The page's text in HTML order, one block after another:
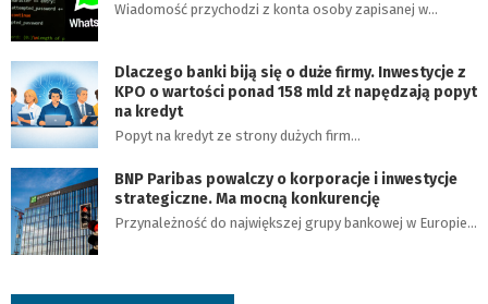
Wiadomość przychodzi z konta osoby zapisanej w…
Dlaczego banki biją się o duże firmy. Inwestycje z
KPO o wartości ponad 158 mld zł napędzają popyt
na kredyt
Popyt na kredyt ze strony dużych firm…
BNP Paribas powalczy o korporacje i inwestycje
strategiczne. Ma mocną konkurencję
Przynależność do największej grupy bankowej w Europie…